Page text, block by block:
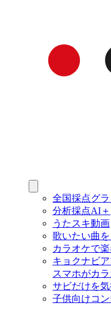
全国採点グラ
分析採点AI＋
うたスキ動画
歌いたい曲
カラオケで
キョクナビア
スマホがカ
サビだけを気
子供向けコン